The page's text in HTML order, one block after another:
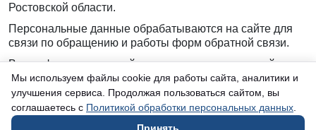
Ростовской области.
Персональные данные обрабатываются на сайте для
связи по обращению и работы форм обратной связи.
Вся информация на сайте носит ознакомительный
характер и не заменяет очную консультацию врача.
Консультации по телефону и в мессенджерах не
являются медицинской услугой.
Мы используем файлы cookie для работы сайта, аналитики и
улучшения сервиса. Продолжая пользоваться сайтом, вы
соглашаетесь с Политикой обработки персональных данных